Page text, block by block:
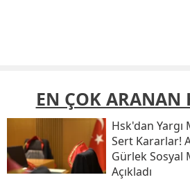
EN ÇOK ARANAN
Hsk'dan Yargı
Sert Kararlar!
Gürlek Sosyal
Açıkladı